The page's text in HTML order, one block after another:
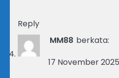
Reply
MM88 berkata:
17 November